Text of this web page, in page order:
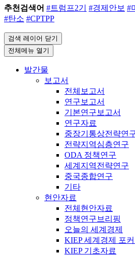
추천검색어 #트럼프2기 #경제안보 #
#탄소 #CPTPP
검색 레이어 닫기
전체메뉴 열기
발간물
보고서
전체보고서
연구보고서
기본연구보고서
연구자료
중장기통상전략연
전략지역심층연구
ODA 정책연구
세계지역전략연구
중국종합연구
기타
현안자료
전체현안자료
정책연구브리핑
오늘의 세계경제
KIEP 세계경제 포
KIEP 기초자료